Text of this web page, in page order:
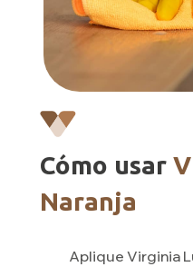
Cómo usar
Naranja
Aplique Virginia